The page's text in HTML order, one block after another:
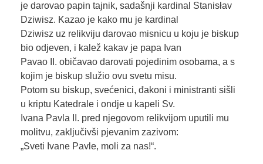
je darovao papin tajnik, sadašnji kardinal Stanisłav
Dziwisz. Kazao je kako mu je kardinal
Dziwisz uz relikviju darovao misnicu u koju je biskup
bio odjeven, i kalež kakav je papa Ivan
Pavao II. običavao darovati pojedinim osobama, a s
kojim je biskup služio ovu svetu misu.
Potom su biskup, svećenici, đakoni i ministranti sišli
u kriptu Katedrale i ondje u kapeli Sv.
Ivana Pavla II. pred njegovom relikvijom uputili mu
molitvu, zaključivši pjevanim zazivom:
„Sveti Ivane Pavle, moli za nas!“.